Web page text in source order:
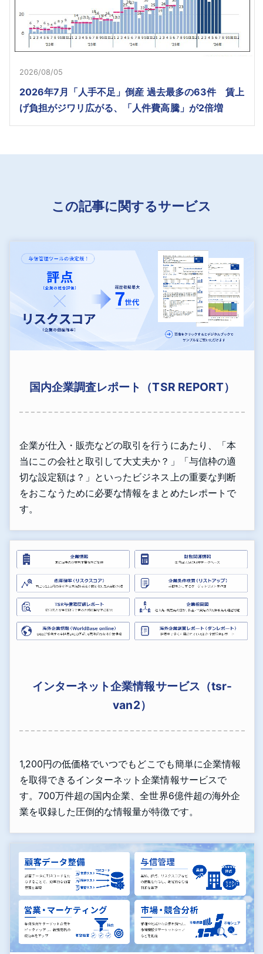
2026/08/05
2026年7月「人手不足」倒産 過去最多の63件 賃上
げ負担がジワリ広がる、「人件費高騰」が2倍増
この記事に関するサービス
国内企業調査レポート（TSR REPORT）
企業が仕入・販売などの取引を行うにあたり、「本
当にこの会社と取引して大丈夫か？」「与信枠の適
切な設定額は？」といったビジネス上の重要な判断
をおこなうために必要な情報をまとめたレポートで
す。
インターネット企業情報サービス（tsr-
van2）
1,200円の低価格でいつでもどこでも簡単に企業情報
を取得できるインターネット企業情報サービスで
す。700万件超の国内企業、全世界6億件超の海外企
業を収録した圧倒的な情報量が特徴です。